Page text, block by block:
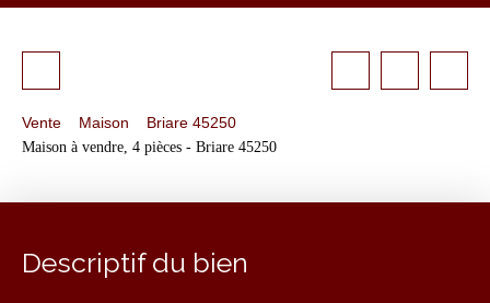
Vente Maison
Briare 45250
Maison à vendre, 4 pièces - Briare 45250
Descriptif du bien